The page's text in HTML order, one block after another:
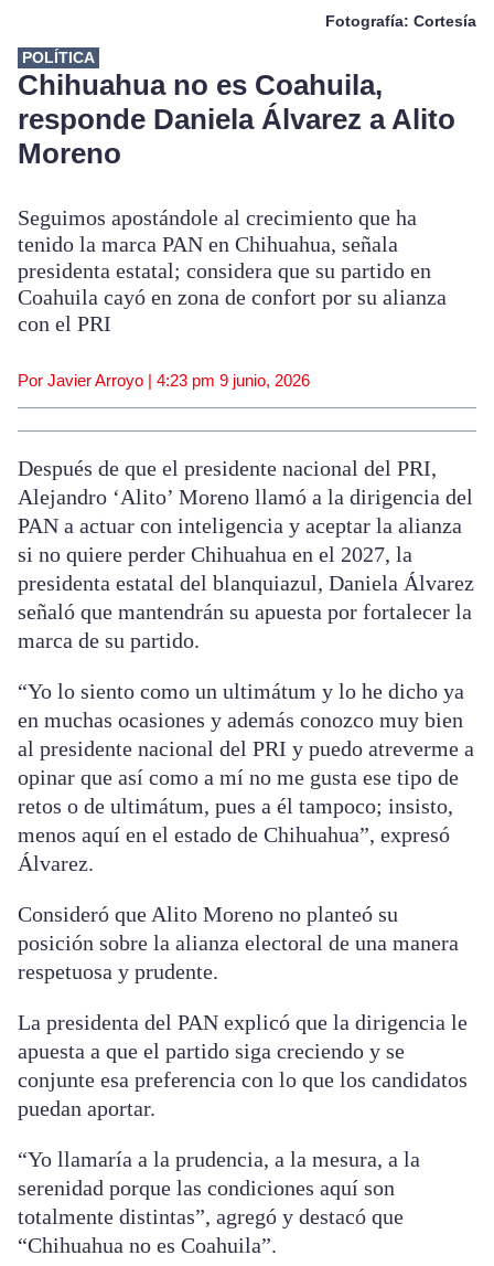
Fotografía: Cortesía
POLÍTICA
Chihuahua no es Coahuila,
responde Daniela Álvarez a Alito
Moreno
Seguimos apostándole al crecimiento que ha
tenido la marca PAN en Chihuahua, señala
presidenta estatal; considera que su partido en
Coahuila cayó en zona de confort por su alianza
con el PRI
Por Javier Arroyo | 4:23 pm 9 junio, 2026
Después de que el presidente nacional del PRI,
Alejandro ‘Alito’ Moreno llamó a la dirigencia del
PAN a actuar con inteligencia y aceptar la alianza
si no quiere perder Chihuahua en el 2027, la
presidenta estatal del blanquiazul, Daniela Álvarez
señaló que mantendrán su apuesta por fortalecer la
marca de su partido.
“Yo lo siento como un ultimátum y lo he dicho ya
en muchas ocasiones y además conozco muy bien
al presidente nacional del PRI y puedo atreverme a
opinar que así como a mí no me gusta ese tipo de
retos o de ultimátum, pues a él tampoco; insisto,
menos aquí en el estado de Chihuahua”, expresó
Álvarez.
Consideró que Alito Moreno no planteó su
posición sobre la alianza electoral de una manera
respetuosa y prudente.
La presidenta del PAN explicó que la dirigencia le
apuesta a que el partido siga creciendo y se
conjunte esa preferencia con lo que los candidatos
puedan aportar.
“Yo llamaría a la prudencia, a la mesura, a la
serenidad porque las condiciones aquí son
totalmente distintas”, agregó y destacó que
“Chihuahua no es Coahuila”.